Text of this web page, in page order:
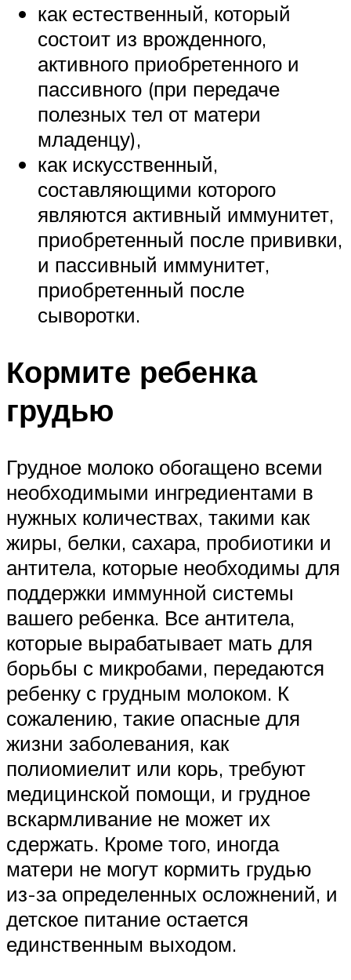
как естественный, который
состоит из врожденного,
активного приобретенного и
пассивного (при передаче
полезных тел от матери
младенцу),
как искусственный,
составляющими которого
являются активный иммунитет,
приобретенный после прививки,
и пассивный иммунитет,
приобретенный после
сыворотки.
Кормите ребенка
грудью
Грудное молоко обогащено всеми
необходимыми ингредиентами в
нужных количествах, такими как
жиры, белки, сахара, пробиотики и
антитела, которые необходимы для
поддержки иммунной системы
вашего ребенка. Все антитела,
которые вырабатывает мать для
борьбы с микробами, передаются
ребенку с грудным молоком. К
сожалению, такие опасные для
жизни заболевания, как
полиомиелит или корь, требуют
медицинской помощи, и грудное
вскармливание не может их
сдержать. Кроме того, иногда
матери не могут кормить грудью
из-за определенных осложнений, и
детское питание остается
единственным выходом.